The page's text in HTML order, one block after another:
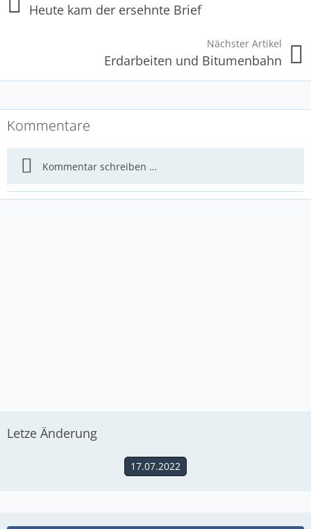
Heute kam der ersehnte Brief
Nächster Artikel
Erdarbeiten und Bitumenbahn
Kommentare
Letze Änderung
17.07.2022